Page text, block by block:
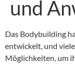
und
Das Bodybuilding
entwickelt, und
Möglichkeiten, um